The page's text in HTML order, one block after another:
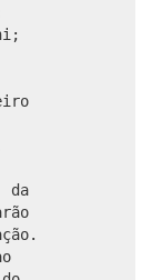
da